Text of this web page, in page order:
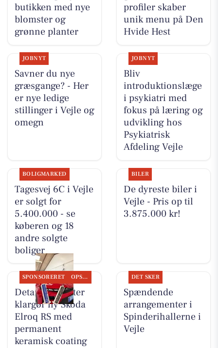
butikken med nye
blomster og
grønne planter
profiler skaber
unik menu på Den
Hvide Hest
JOBNYT
Savner du nye
græsgange? - Her
er nye ledige
stillinger i Vejle og
omegn
JOBNYT
Bliv
introduktionslæge
i psykiatri med
fokus på læring og
udvikling hos
Psykiatrisk
Afdeling Vejle
BOLIGMARKED
Tagesvej 6C i Vejle
er solgt for
5.400.000 - se
køberen og 18
andre solgte
boliger
BILER
De dyreste biler i
Vejle - Pris op til
3.875.000 kr!
SPONSORERET OPSLAGSTAVLEN
Detailing Center
klargør ny Skoda
Elroq RS med
permanent
keramisk coating
DET SKER
Spændende
arrangementer i
Spinderihallerne i
Vejle